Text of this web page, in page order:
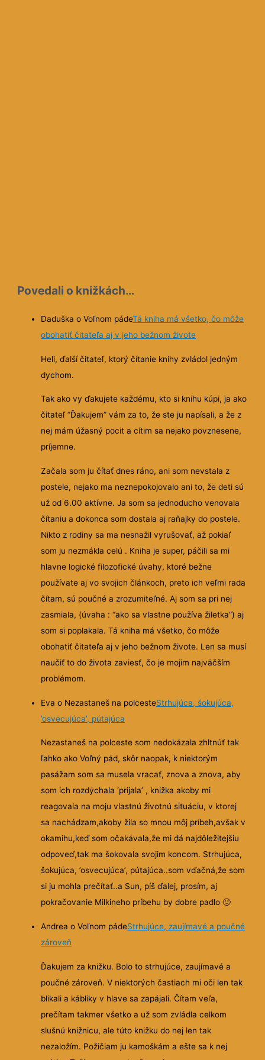
Povedali o knižkách…
Daduška o Voľnom pádeTá kniha má všetko, čo môže
obohatiť čitateľa aj v jeho bežnom živote
Heli, ďalší čitateľ, ktorý čítanie knihy zvládol jedným
dychom.
Tak ako vy ďakujete každému, kto si knihu kúpi, ja ako
čitateľ ”Ďakujem” vám za to, že ste ju napísali, a že z
nej mám úžasný pocit a cítim sa nejako povznesene,
príjemne.
Začala som ju čítať dnes ráno, ani som nevstala z
postele, nejako ma neznepokojovalo ani to, že deti sú
už od 6.00 aktívne. Ja som sa jednoducho venovala
čítaniu a dokonca som dostala aj raňajky do postele.
Nikto z rodiny sa ma nesnažil vyrušovať, až pokiaľ
som ju nezmákla celú . Kniha je super, páčili sa mi
hlavne logické filozofické úvahy, ktoré bežne
používate aj vo svojich článkoch, preto ich veľmi rada
čítam, sú poučné a zrozumiteľné. Aj som sa pri nej
zasmiala, (úvaha : “ako sa vlastne používa žiletka”) aj
som si poplakala. Tá kniha má všetko, čo môže
obohatiť čitateľa aj v jeho bežnom živote. Len sa musí
naučiť to do života zaviesť, čo je mojim najväčším
problémom.
Eva o Nezastaneš na polcesteStrhujúca, šokujúca,
’osvecujúca’, pútajúca
Nezastaneš na polceste som nedokázala zhltnúť tak
ľahko ako Voľný pád, skôr naopak, k niektorým
pasážam som sa musela vracať, znova a znova, aby
som ich rozdýchala ‘prijala’ , knižkaakoby mi
reagovala na moju vlastnú životnú situáciu, v ktorej
sa nachádzam,akoby žila so mnou môj príbeh,avšak v
okamihu,keď som očakávala,že mi dá najdôležitejšiu
odpoveď,tak ma šokovala svojim koncom. Strhujúca,
šokujúca, ’osvecujúca’, pútajúca..som vďačná,že som
si ju mohla prečítať..a Sun, píš ďalej, prosím, aj
pokračovanie Milkineho príbehu by dobre padlo🙂
Andrea o Voľnom pádeStrhujúce, zaujímavé a poučné
zároveň
Ďakujem za knižku. Bolo to strhujúce, zaujímavé a
poučné zároveň. V niektorých častiach mi oči len tak
blikali a kábliky v hlave sa zapájali. Čítam veľa,
prečítam takmer všetko a už som zvládla celkom
slušnú knižnicu, ale túto knižku do nej len tak
nezaložím. Požičiam ju kamoškám a ešte sa k nej